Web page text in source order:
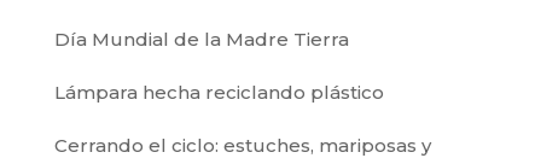
Día Mundial de la Madre Tierra
Lámpara hecha reciclando plástico
Cerrando el ciclo: estuches, mariposas y